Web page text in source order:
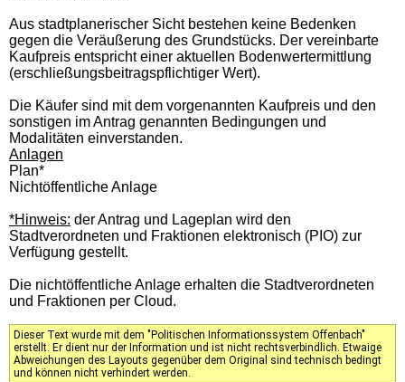
Aus stadtplanerischer Sicht bestehen keine Bedenken
gegen die Veräußerung des Grundstücks. Der vereinbarte
Kaufpreis entspricht einer aktuellen Bodenwertermittlung
(erschließungsbeitragspflichtiger Wert).
Die Käufer sind mit dem vorgenannten Kaufpreis und den
sonstigen im Antrag genannten Bedingungen und
Modalitäten einverstanden.
Anlagen
Plan*
Nichtöffentliche Anlage
*Hinweis: der Antrag und Lageplan wird den
Stadtverordneten und Fraktionen elektronisch (PIO) zur
Verfügung gestellt.
Die nichtöffentliche Anlage erhalten die Stadtverordneten
und Fraktionen per Cloud.
Dieser Text wurde mit dem "Politischen Informationssystem Offenbach"
erstellt. Er dient nur der Information und ist nicht rechtsverbindlich. Etwaige
Abweichungen des Layouts gegenüber dem Original sind technisch bedingt
und können nicht verhindert werden.